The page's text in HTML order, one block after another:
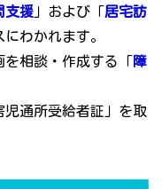
支援 」および「居宅訪
わかれます。
を相談・作成する「障
児通所受給者証」を取